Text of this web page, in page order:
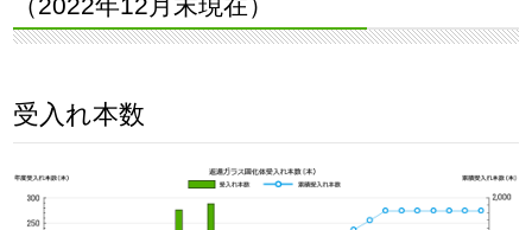
受入れ本数